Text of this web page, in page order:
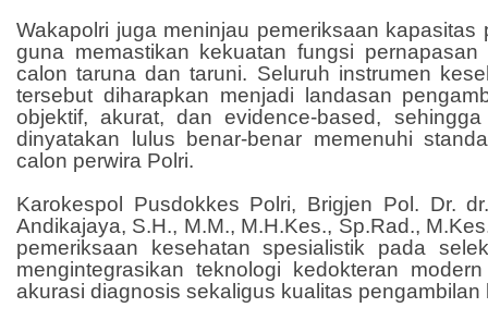
Wakapolri juga meninjau pemeriksaan kapasitas
guna memastikan kekuatan fungsi
calon taruna dan taruni. Seluruh instrumen
tersebut diharapkan menjadi landasan
objektif, akurat, dan evidence-based,
dinyatakan lulus benar-benar memenuhi
calon perwira Polri.
Karokespol Pusdokkes Polri, Brigjen Pol. Dr.
Andikajaya, S.H., M.M., M.H.Kes., Sp.Rad.,
pemeriksaan kesehatan spesialistik pada
mengintegrasikan teknologi kedokteran
akurasi diagnosis sekaligus kualitas pengambilan